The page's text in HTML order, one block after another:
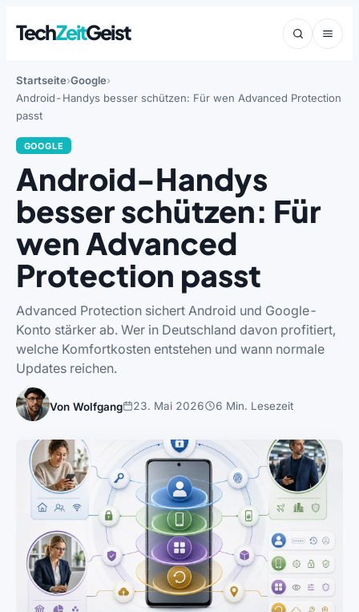
TechZeitGeist
Startseite Google
Android-Handys besser schützen: Für wen Advanced Protection
passt
GOOGLE
Android-Handys
besser schützen: Für
wen Advanced
Protection passt
Advanced Protection sichert Android und Google-
Konto stärker ab. Wer in Deutschland davon profitiert,
welche Komfortkosten entstehen und wann normale
Updates reichen.
Von Wolfgang 23. Mai 2026 6 Min. Lesezeit